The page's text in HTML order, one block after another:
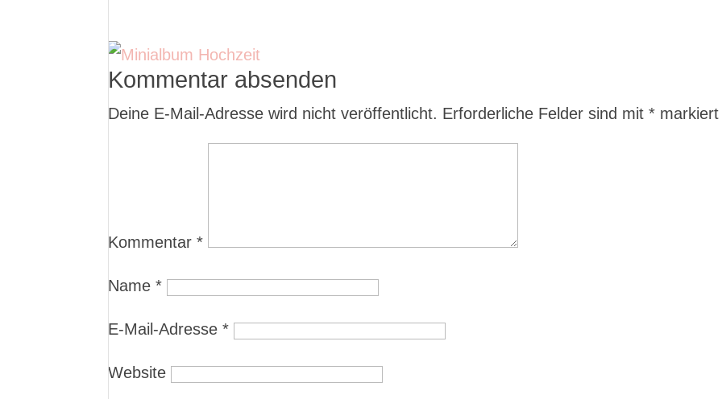
Kommentar absenden
Deine E-Mail-Adresse wird nicht veröffentlicht. Erforderliche Felder sind mit* markiert
Kommentar*
Name*
E-Mail-Adresse*
Website